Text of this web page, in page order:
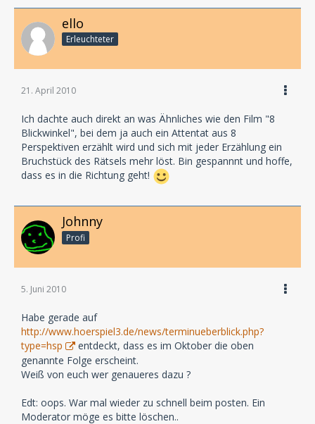
ello
Erleuchteter
21. April 2010
Ich dachte auch direkt an was Ähnliches wie den Film "8
Blickwinkel", bei dem ja auch ein Attentat aus 8
Perspektiven erzählt wird und sich mit jeder Erzählung ein
Bruchstück des Rätsels mehr löst. Bin gespannnt und hoffe,
dass es in die Richtung geht!
Johnny
Profi
5. Juni 2010
Habe gerade auf
http://www.hoerspiel3.de/news/terminueberblick.php?
type=hsp
entdeckt, dass es im Oktober die oben
genannte Folge erscheint.
Weiß von euch wer genaueres dazu ?
Edt: oops. War mal wieder zu schnell beim posten. Ein
Moderator möge es bitte löschen..